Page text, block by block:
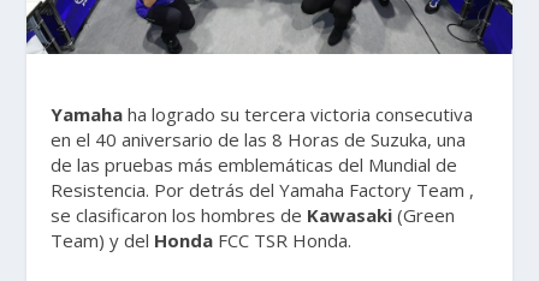
Yamaha ha logrado su tercera victoria consecutiva
en el 40 aniversario de las 8 Horas de Suzuka, una
de las pruebas más emblemáticas del Mundial de
Resistencia. Por detrás del Yamaha Factory Team ,
se clasificaron los hombres de Kawasaki (Green
Team) y del Honda FCC TSR Honda.